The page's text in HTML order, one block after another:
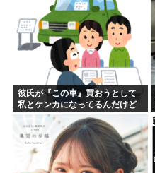
彼氏が『この車』買おうとして
私とケンカになってるんだけど
ｗｗｗｗｗｗ